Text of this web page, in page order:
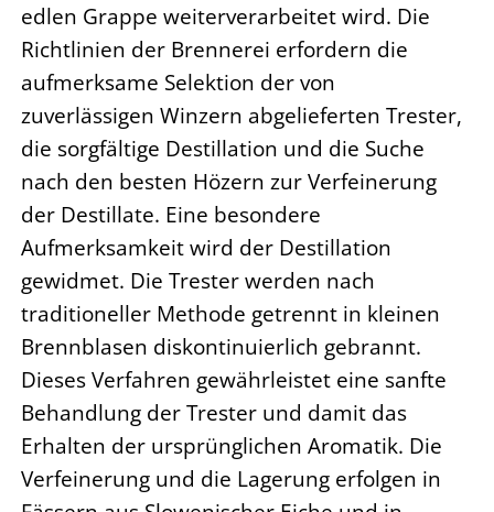
edlen Grappe weiterverarbeitet wird. Die
Richtlinien der Brennerei erfordern die
aufmerksame Selektion der von
zuverlässigen Winzern abgelieferten Trester,
die sorgfältige Destillation und die Suche
nach den besten Hözern zur Verfeinerung
der Destillate. Eine besondere
Aufmerksamkeit wird der Destillation
gewidmet. Die Trester werden nach
traditioneller Methode getrennt in kleinen
Brennblasen diskontinuierlich gebrannt.
Dieses Verfahren gewährleistet eine sanfte
Behandlung der Trester und damit das
Erhalten der ursprünglichen Aromatik. Die
Verfeinerung und die Lagerung erfolgen in